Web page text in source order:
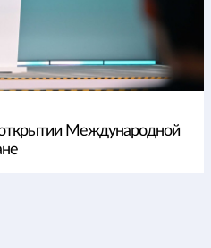
открытии Международной